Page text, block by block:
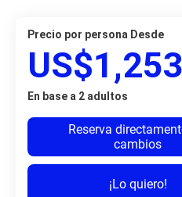
precio por persona Desde
US$1,253
En base a 2 adultos
Reserva
cambios
¡Lo quiero!